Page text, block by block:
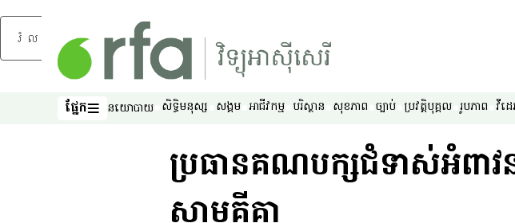
រំលងទៅមាតិកាចម្បង
ផ្នែក
ផ្នែក នយោបាយ សិទ្ធិ​មនុស្ស សង្គម អាជីវកម្ម បរិស្ថាន សុខភាព ច្បាប់ ប្រវត្តិបុគ្គល រូបភាព វីដ
ប្រធាន​គណបក្ស​ជំទាស់​អំពាវនា